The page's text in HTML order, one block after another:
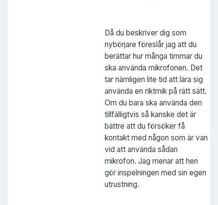
Då du beskriver dig som
nybörjare föreslår jag att du
berättar hur många timmar du
ska använda mikrofonen. Det
tar nämligen lite tid att lära sig
använda en riktmik på rätt sätt.
Om du bara ska använda den
tillfälligtvis så kanske det är
bättre att du försöker få
kontakt med någon som är van
vid att använda sådan
mikrofon. Jag menar att hen
gör inspelningen med sin egen
utrustning.